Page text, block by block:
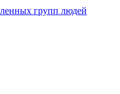
групп людей